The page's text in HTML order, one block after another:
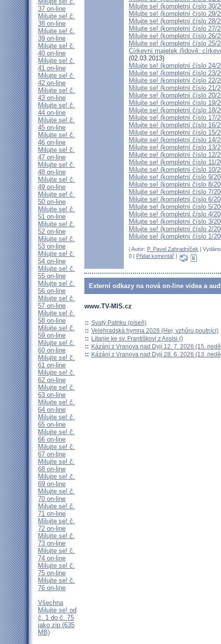
37 on-line
Milujte se! č.
38 on-line
Milujte se! č.
39 on-line
Milujte se! č.
40 on-line
Milujte se! č.
41 on-line
Milujte se! č.
42 on-line
Milujte se! č.
43 on-line
Milujte se! č.
44 on-line
Milujte se! č.
45 on-line
Milujte se! č.
46 on-line
Milujte se! č.
47 on-line
Milujte se! č.
48 on-line
Milujte se! č.
49 on-line
Milujte se! č.
50 on-line
Milujte se! č.
51 on-line
Milujte se! č.
52 on-line
Milujte se! č.
53 on-line
Milujte se! č.
54 on-line
Milujte se! č.
55 on-line
Milujte se! č.
56 on-line
Milujte se! č.
57 on-line
Milujte se! č.
58 on-line
Milujte se! č.
59 on-line
Milujte se! č.
60 on-line
Milujte se! č.
61 on-line
Milujte se! č.
62 on-line
Milujte se! č.
63 on-line
Milujte se! č.
64 on-line
Milujte se! č.
65 on-line
Milujte se! č.
66 on-line
Milujte se! č.
67 on-line
Milujte se! č.
68 on-line
Milujte se! č.
69 on-line
Milujte se! č.
70 on-line
Milujte se! č.
71 on-line
Milujte se! č.
72 on-line
Milujte se! č.
73 on-line
Milujte se! č.
74 on-line
Milujte se! č.
75 on-line
Milujte se! č.
76 on-line
Všechna
Milujte se! od
č. 1 do č. 75
jako zip (635
MB)
Milujte se! (kompletní číslo 30/
Milujte se! (kompletní číslo 29/
Milujte se! (kompletní číslo 28/
Milujte se! (kompletní číslo 27/
Milujte se! (kompletní číslo 26/
Milujte se! (kompletní číslo 25/
Církevní majetek (lidově:
(02.03.2013)
Milujte se! (kompletní číslo 24/
Milujte se! (kompletní číslo 23/
Milujte se! (kompletní číslo 22/
Milujte se! (kompletní číslo 21/
Milujte se! (kompletní číslo 20/
Milujte se! (kompletní číslo 19/
Milujte se! (kompletní číslo 18/
Milujte se! (kompletní číslo 17/
Milujte se! (kompletní číslo 16/
Milujte se! (kompletní číslo 15/
Milujte se! (kompletní číslo 14/
Milujte se! (kompletní číslo 13/
Milujte se! (kompletní číslo 12/
Milujte se! (kompletní číslo 11/
Milujte se! (kompletní číslo 10/
Milujte se! (kompletní číslo 9/
Milujte se! (kompletní číslo 8/
Milujte se! (kompletní číslo 7/
Milujte se! (kompletní číslo 6/
Milujte se! (kompletní číslo 5/
Milujte se! (kompletní číslo 4/
Milujte se! (kompletní číslo 3/
Milujte se! (kompletní číslo 2/
Milujte se! (kompletní číslo 1/
| Autor: P. Pavel Zahradníček |
0 | Přidat komentář |
Externí odkazy na nová on-line videa a
www.TV-MIS.cz
:: Svatý Patriku (píseň)
:: Velehradská hymna 2026 (Hej, vzhůru poutníci)
:: Litanie ke sv. Františkovi z Assisi ()
:: Kázání z Vranova nad Dyjí 12. 7. 2026 (15.
:: Kázání z Vranova nad Dyjí 28. 6. 2026 (13.